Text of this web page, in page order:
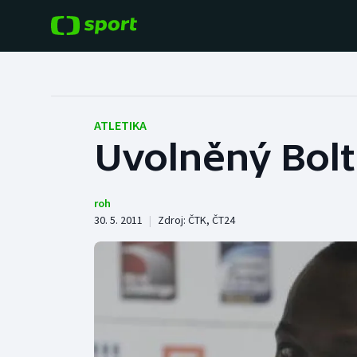
Cyklistika
Baseball a softbal
Biatlon
Boby a skeleton
ATLETIKA
Uvolněný
roh
30. 5. 2011 | Zdroj: ČTK, ČT24